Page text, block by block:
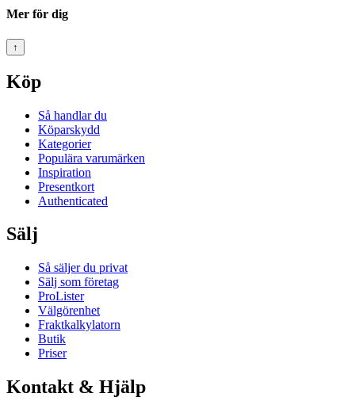
Mer för dig
↑
Köp
Så handlar du
Köparskydd
Kategorier
Populära varumärken
Inspiration
Presentkort
Authenticated
Sälj
Så säljer du privat
Sälj som företag
ProLister
Välgörenhet
Fraktkalkylatorn
Butik
Priser
Kontakt & Hjälp